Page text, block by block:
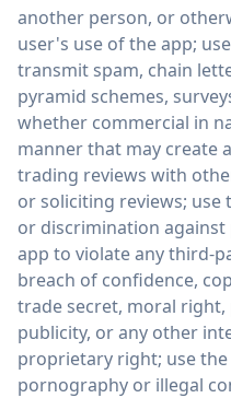
another person, or
user's use of the app;
transmit spam, chain
pyramid schemes,
whether commercial in
manner that may create
trading reviews with
or soliciting reviews;
or discrimination against
app to violate any third-
breach of confidence,
trade secret, moral
publicity, or any other
proprietary right; use
pornography or illegal